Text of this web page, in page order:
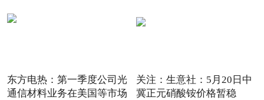
东方电热：第一季度公司光
通信材料业务在美国等市场
关注：生意社：5月20日中
冀正元硝酸铵价格暂稳